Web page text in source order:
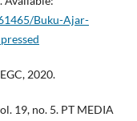
Buku-Ajar-
2020.
19, no. 5. PT MEDIA